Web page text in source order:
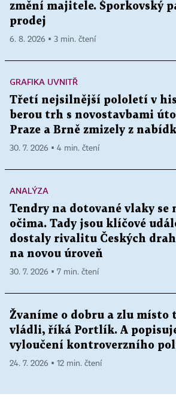
změní majitele. Šporkovský
prodej
6. 8. 2026 ▪ 3 min. čtení
GRAFIKA UVNITŘ
Třetí nejsilnější pololetí v
berou trh s novostavbami
Praze a Brně zmizely z
30. 7. 2026 ▪ 4 min. čtení
ANALÝZA
Tendry na dotované vlaky se
očima. Tady jsou klíčové
dostaly rivalitu Českých
na novou úroveň
30. 7. 2026 ▪ 7 min. čtení
Žvaníme o dobru a zlu místo
vládli, říká Portlík. A
vyloučení kontroverzního
24. 7. 2026 ▪ 12 min. čtení